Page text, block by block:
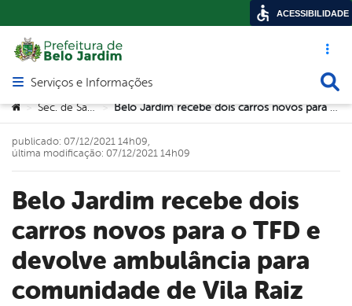
Acesso
Abrir menu principal de navegação
Serviços e Informações
Você está aqui:
> Sec. de Saúde > Belo Jardim recebe dois carros novos para o TFD e devolve ambulância para comunidade de Vila Raiz
Belo Jardim recebe dois
carros novos para o TFD e
devolve ambulância para
comunidade de Vila Raiz
publicado: 07/12/2021 14h09,
última modificação: 07/12/2021 14h09
ACESSIBILIDADE